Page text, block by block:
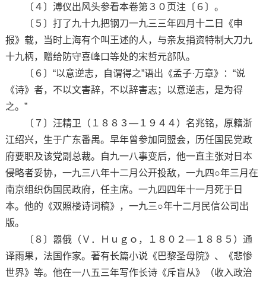
〔４〕溥仪出风头参看本卷第３０页注〔６〕。
〔５〕打了九十九把钢刀一九三三年四月十二日《申
报》载，当时上海有个叫王述的人，与亲友捐资特制大刀九
十九柄，赠给防守喜峰口等处的宋哲元部队。
〔６〕“以意逆志，自谓得之”语出《孟子·万章》：“说
《诗》者，不以文害辞，不以辞害志；以意逆志，是为得
之。”
〔７〕汪精卫（１８８３—１９４４）名兆铭，原籍浙
江绍兴，生于广东番禺。早年曾参加同盟会，历任国民党政
府要职及该党副总裁。自九一八事变后，他一直主张对日本
侵略者妥协，一九三八年十二月公开投敌，一九四○年三月在
南京组织伪国民政府，任主席。一九四四年十一月死于日
本。他的《双照楼诗词稿》，一九三○年十二月民信公司出
版。
〔８〕嚣俄（Ｖ．Ｈｕｇｏ，１８０２—１８８５）通
译雨果，法国作家。著有长篇小说《巴黎圣母院》、《悲惨
世界》等。他在一八五三年写作长诗《斥盲从》（收入政治